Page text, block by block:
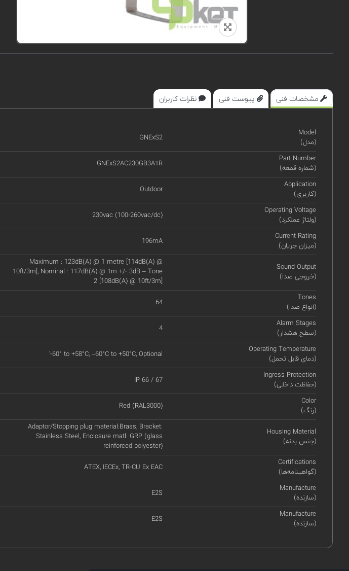
مشخصات فنی پیوست فنی نظرات کاربران
Model
(مدل)
GNExS2
Part Number
(شماره قطعه)
GNExS2AC230GB3A1R
Application
(کاربری)
Outdoor
Operating Voltage
(ولتاژ عملکرد)
230vac (100-260vac/dc)
Current Rating
(میزان جریان)
196mA
Sound Output
(خروجی صدا)
Maximum : 123dB(A) @ 1 metre [114dB(A) @
10ft/3m], Nominal : 117dB(A) @ 1m +/- 3dB – Tone
2 [108dB(A) @ 10ft/3m]
Tones
(انواع صدا)
64
Alarm Stages
(سطح هشدار)
4
Operating Temperature
(دمای قابل تحمل)
'-60° to +58°C, –60°C to +50°C, Optional
Ingress Protection
(حفاظت داخلی)
IP 66 / 67
Color
(رنگ)
Red (RAL3000)
Housing Material
(جنس بدنه)
Adaptor/Stopping plug material:Brass, Bracket:
Stainless Steel, Enclosure matl: GRP (glass
reinforced polyester)
Certifications
(گواهینامه‌ها)
ATEX, IECEx, TR-CU Ex EAC
Manufacture
(سازنده)
E2S
Manufacture
(سازنده)
E2S